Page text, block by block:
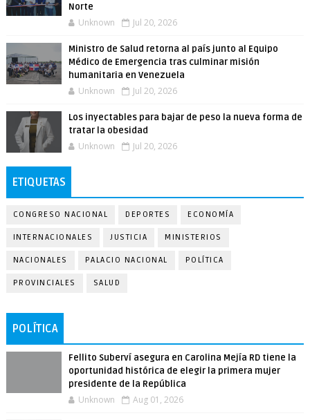
Norte
Unknown Jul 20, 2026
Ministro de Salud retorna al país junto al Equipo
Médico de Emergencia tras culminar misión
humanitaria en Venezuela
Unknown Jul 20, 2026
Los inyectables para bajar de peso la nueva forma de
tratar la obesidad
Unknown Jul 20, 2026
ETIQUETAS
CONGRESO NACIONAL DEPORTES ECONOMÍA
INTERNACIONALES JUSTICIA MINISTERIOS
NACIONALES PALACIO NACIONAL POLÍTICA
PROVINCIALES SALUD
POLÍTICA
Fellito Suberví asegura en Carolina Mejía RD tiene la
oportunidad histórica de elegir la primera mujer
presidente de la República
Unknown Aug 01, 2026